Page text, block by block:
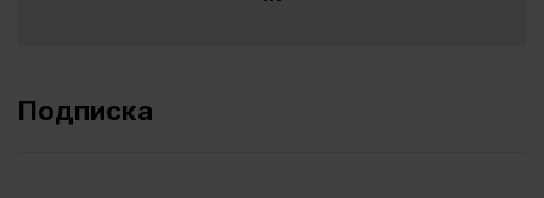
Подписка